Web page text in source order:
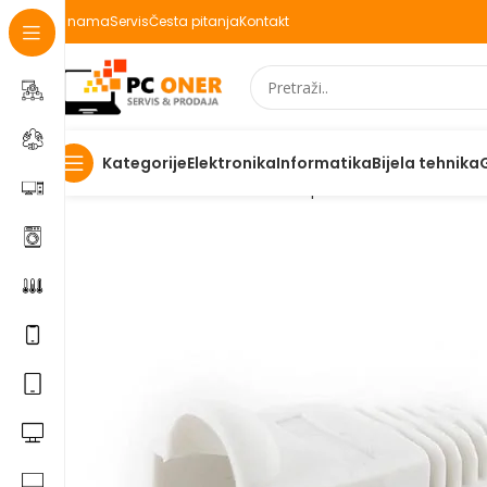
O namaServisČesta pitanjaKontakt
KategorijeElektronikaInformatikaBijela tehnika
Početna